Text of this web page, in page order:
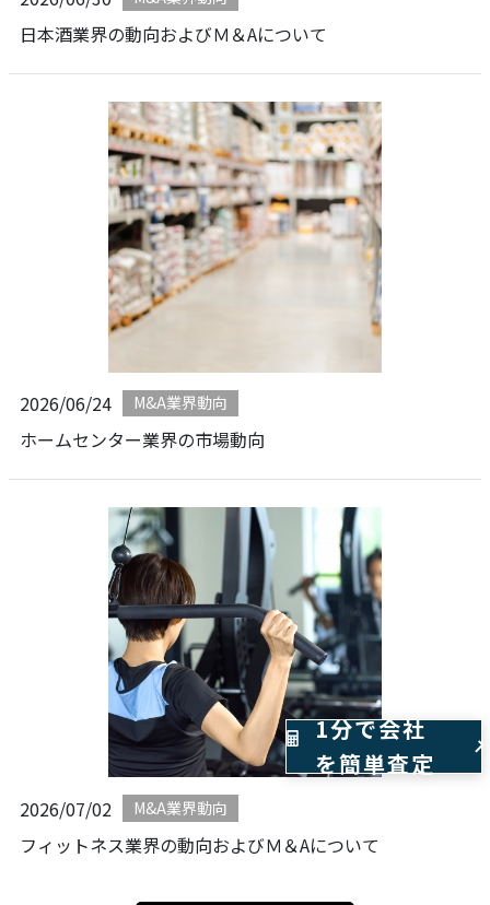
日本酒業界の動向およびＭ＆Aについて
2026/06/24 M&A業界動向
ホームセンター業界の市場動向
2026/07/02 M&A業界動向
フィットネス業界の動向およびＭ＆Aについて
1分で会社
を簡単査定